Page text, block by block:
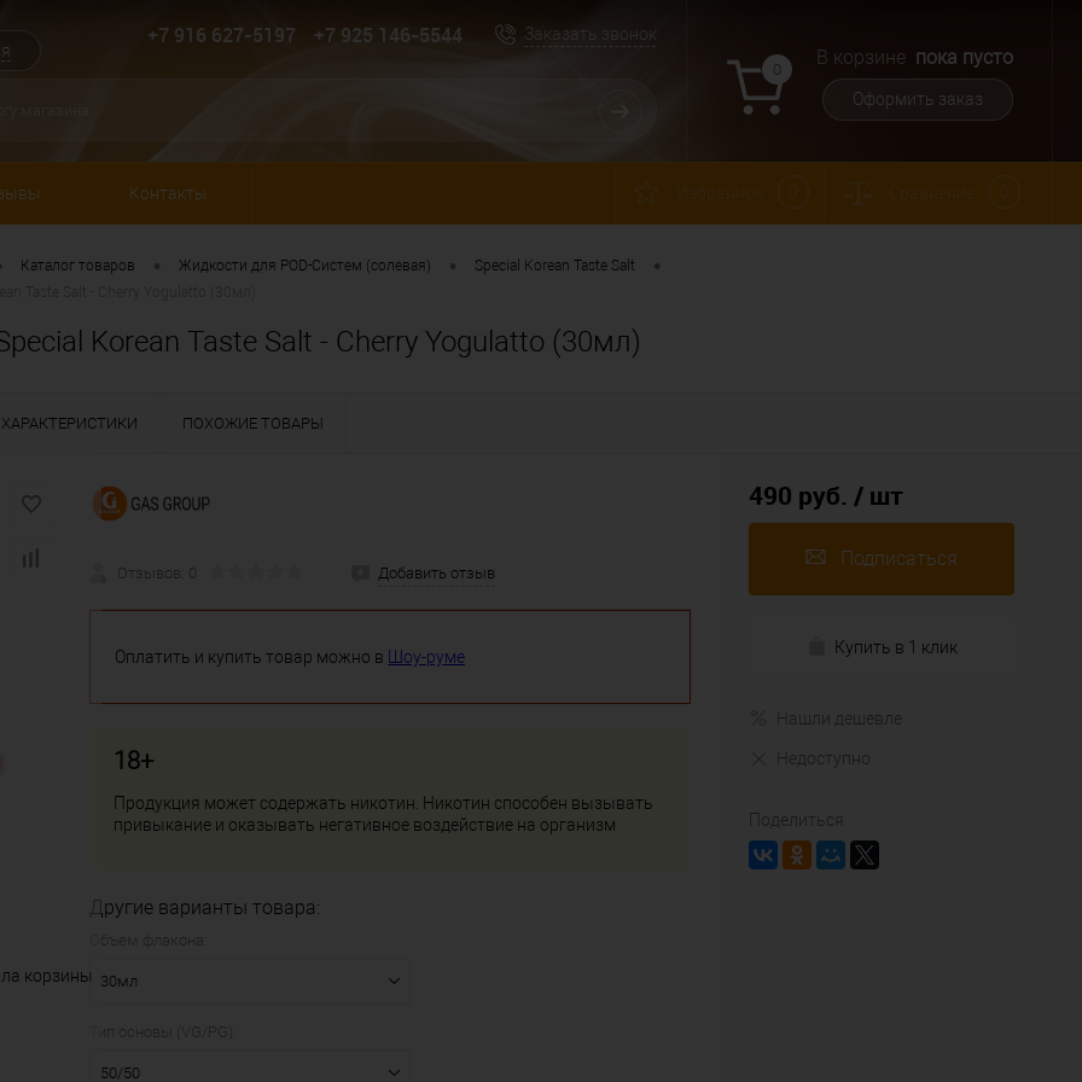
+7 916 627-5197 +7 925 146-5544 Заказать звонок
0
В корзине пока пусто
Оформить заказ
Контакты
Каталог товаров • Жидкости для POD-Систем (солевая) • Special Korean Taste Salt •
Korean Taste Salt - Cherry Yogulatto (30мл)
ХАРАКТЕРИСТИКИ ПОХОЖИЕ ТОВАРЫ
корзины
Отзывов: 0 Добавить отзыв
Оплатить и купить товар можно в Шоу-руме
18+
Продукция может содержать никотин. Никотин способен вызывать
привыкание и оказывать негативное воздействие на организм
Другие варианты товара:
Объем флакона:
30мл
Тип основы (VG/PG):
50/50
490 руб. / шт
Подписаться
Купить в 1 клик
Нашли дешевле
Недоступно
Поделиться